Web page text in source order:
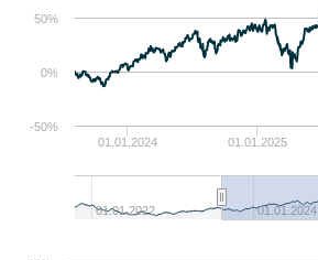
01.01.2024 01.01.2025
01.01.2022 01.01.2024
0%
50%
-50%